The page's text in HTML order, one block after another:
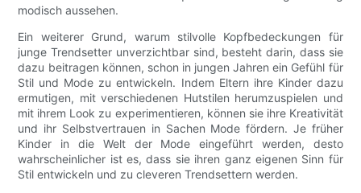
modisch aussehen.
Ein weiterer Grund, warum stilvolle Kopfbedeckungen für
junge Trendsetter unverzichtbar sind, besteht darin, dass sie
dazu beitragen können, schon in jungen Jahren ein Gefühl für
Stil und Mode zu entwickeln. Indem Eltern ihre Kinder dazu
ermutigen, mit verschiedenen Hutstilen herumzuspielen und
mit ihrem Look zu experimentieren, können sie ihre Kreativität
und ihr Selbstvertrauen in Sachen Mode fördern. Je früher
Kinder in die Welt der Mode eingeführt werden, desto
wahrscheinlicher ist es, dass sie ihren ganz eigenen Sinn für
Stil entwickeln und zu cleveren Trendsettern werden.